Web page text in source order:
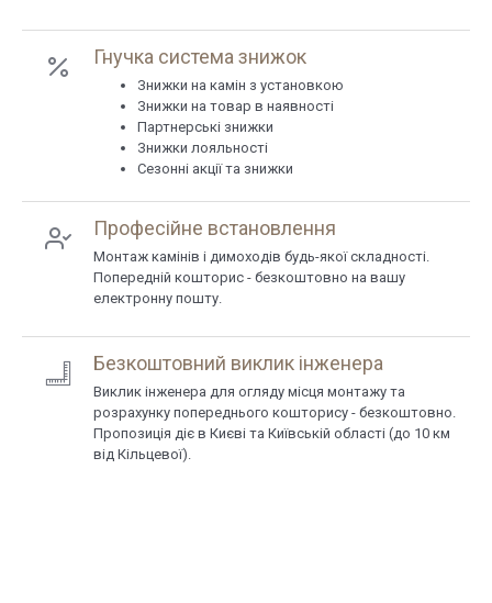
Гнучка система знижок
Знижки на камін з установкою
Знижки на товар в наявності
Партнерські знижки
Знижки лояльності
Сезонні акції та знижки
Професійне встановлення
Монтаж камінів і димоходів будь-якої складності.
Попередній кошторис - безкоштовно на вашу
електронну пошту.
Безкоштовний виклик інженера
Виклик інженера для огляду місця монтажу та
розрахунку попереднього кошторису - безкоштовно.
Пропозиція діє в Києві та Київській області (до 10 км
від Кільцевої).